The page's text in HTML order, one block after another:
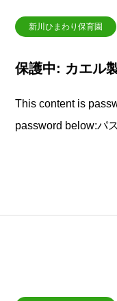
新川ひまわり保育園
保護中: カエル
This content is
password below:パ